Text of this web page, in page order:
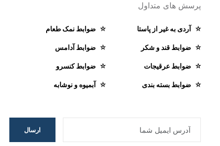
پرسش های متداول
ضوابط نمک طعام آردی به غیر از پاستا
ضوابط آدامس ضوابط قند و شکر
ضوابط کنسرو ضوابط عرقیجات
آبمیوه و نوشابه ضوابط بسته بندی
ارسال